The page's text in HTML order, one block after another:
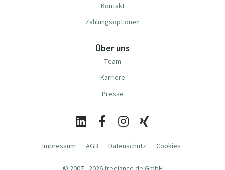
Kontakt
Zahlungsoptionen
Über uns
Team
Karriere
Presse
Impressum AGB Datenschutz Cookies